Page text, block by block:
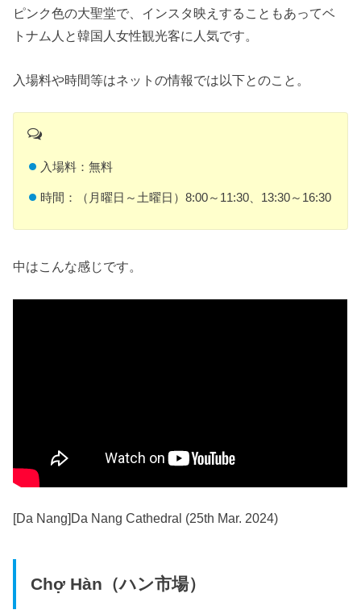
ピンク色の大聖堂で、インスタ映えすることもあってベ
トナム人と韓国人女性観光客に人気です。
入場料や時間等はネットの情報では以下とのこと。
入場料：無料
時間：（月曜日～土曜日）8:00～11:30、13:30～16:30
中はこんな感じです。
[Da Nang]Da Nang Cathedral (25th Mar. 2024)
Chợ Hàn（ハン市場）